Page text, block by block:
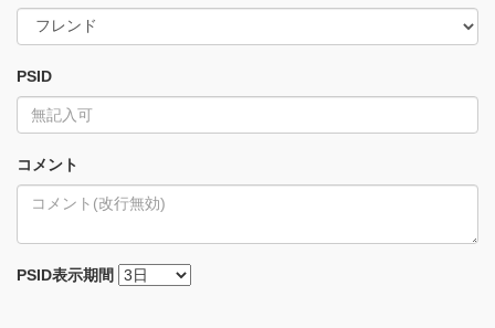
PSID
コメント
PSID表示期間